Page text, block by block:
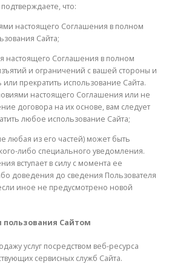
что:
настоящего Соглашения в полном
Сайта;
настоящего Соглашения в полном
и ограничений с вашей стороны и
прекратить использование Сайта.
настоящего Соглашения или не
договора на их основе, вам следует
любое использование Сайта;
любая из его частей) может быть
либо специального уведомления.
вступает в силу с момента ее
доведения до сведения Пользователя
иное не предусмотрено новой
Сайтом
услуг посредством веб-ресурса
сервисных служб Сайта.